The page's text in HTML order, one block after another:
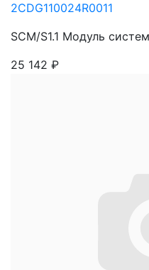
2CDG110024R0011
SCM/S1.1 Модуль
25 142 ₽